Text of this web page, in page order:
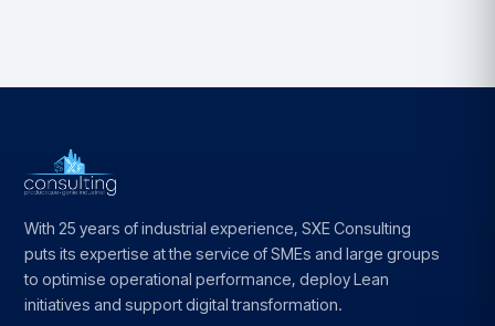
With 25 years of industrial experience, SXE Consulting
puts its expertise at the service of SMEs and large groups
to optimise operational performance, deploy Lean
initiatives and support digital transformation.